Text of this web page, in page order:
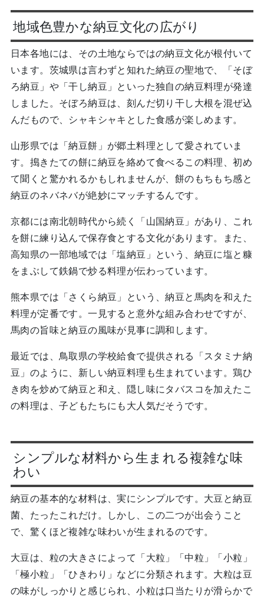
地域色豊かな納豆文化の広がり
日本各地には、その土地ならではの納豆文化が根付いて
います。茨城県は言わずと知れた納豆の聖地で、「そぼ
ろ納豆」や「干し納豆」といった独自の納豆料理が発達
しました。そぼろ納豆は、刻んだ切り干し大根を混ぜ込
んだもので、シャキシャキとした食感が楽しめます。
山形県では「納豆餅」が郷土料理として愛されていま
す。搗きたての餅に納豆を絡めて食べるこの料理、初め
て聞くと驚かれるかもしれませんが、餅のもちもち感と
納豆のネバネバが絶妙にマッチするんです。
京都には南北朝時代から続く「山国納豆」があり、これ
を餅に練り込んで保存食とする文化があります。また、
高知県の一部地域では「塩納豆」という、納豆に塩と糠
をまぶして鉄鍋で炒る料理が伝わっています。
熊本県では「さくら納豆」という、納豆と馬肉を和えた
料理が定番です。一見すると意外な組み合わせですが、
馬肉の旨味と納豆の風味が見事に調和します。
最近では、鳥取県の学校給食で提供される「スタミナ納
豆」のように、新しい納豆料理も生まれています。鶏ひ
き肉を炒めて納豆と和え、隠し味にタバスコを加えたこ
の料理は、子どもたちにも大人気だそうです。
シンプルな材料から生まれる複雑な味
わい
納豆の基本的な材料は、実にシンプルです。大豆と納豆
菌、たったこれだけ。しかし、この二つが出会うこと
で、驚くほど複雑な味わいが生まれるのです。
大豆は、粒の大きさによって「大粒」「中粒」「小粒」
「極小粒」「ひきわり」などに分類されます。大粒は豆
の味がしっかりと感じられ、小粒は口当たりが滑らかで